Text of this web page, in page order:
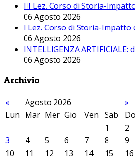
III Lez. Corso di Storia-
06 Agosto 2026
I Lez. Corso di Storia-
06 Agosto 2026
INTELLIGENZA
06 Agosto 2026
Archivio
« Agosto 2026
»
Lun Mar Mer Gio Ven Sab
1
2
3
4 5 6 7 8
9
10
11 12 13 14 15
16